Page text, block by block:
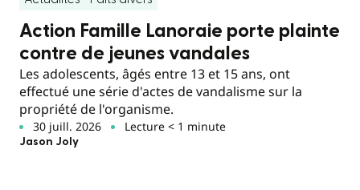
Action Famille Lanoraie porte plainte
contre de jeunes vandales
Les adolescents, âgés entre 13 et 15 ans, ont
effectué une série d'actes de vandalisme sur la
propriété de l'organisme.
30 juill. 2026 Lecture < 1 minute
Jason Joly